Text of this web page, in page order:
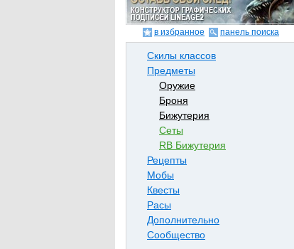
в избранное панель поиска
Скилы классов
Предметы
Оружие
Броня
Бижутерия
Сеты
RB Бижутерия
Рецепты
Мобы
Квесты
Расы
Дополнительно
Сообщество